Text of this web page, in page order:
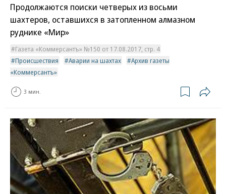
Продолжаются поиски четверых из восьми
шахтеров, оставшихся в затопленном алмазном
руднике «Мир»
Газета «Коммерсантъ» №150 от 17.08.2017, стр. 4
Происшествия
Аварии на шахтах
Архив газеты
«Коммерсантъ»
3 мин.